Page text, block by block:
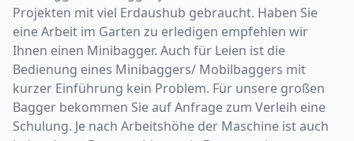
Projekten mit viel Erdaushub gebraucht. Haben Sie
eine Arbeit im Garten zu erledigen empfehlen wir
Ihnen einen Minibagger. Auch für Leien ist die
Bedienung eines Minibaggers/ Mobilbaggers mit
kurzer Einführung kein Problem. Für unsere großen
Bagger bekommen Sie auf Anfrage zum Verleih eine
Schulung. Je nach Arbeitshöhe der Maschine ist auch